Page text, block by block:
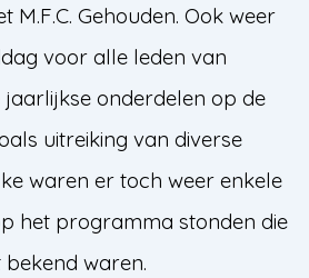
M.F.C. Gehouden. Ook weer
voor alle leden van
jaarlijkse onderdelen op de
uitreiking van diverse
waren er toch weer enkele
het programma stonden die
waren.